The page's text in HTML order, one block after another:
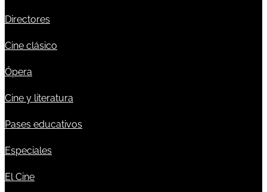
Directores
Cine clásico
Ópera
Cine y literatura
Pases educativos
Especiales
El Cine